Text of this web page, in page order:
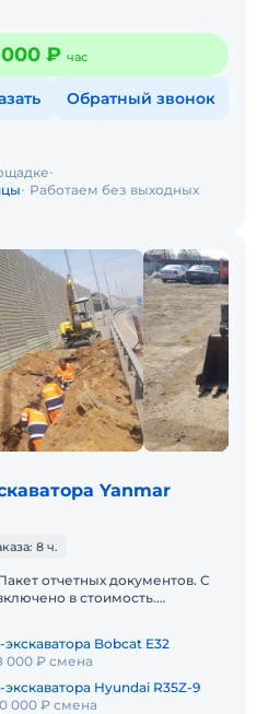
₽ час
Обратный звонок
Работаем без выходных
Yanmar
8 ч.
отчетных документов. С
в стоимость.
Bobcat E32
000 ₽ смена
Hyundai R35Z-9
000 ₽ смена